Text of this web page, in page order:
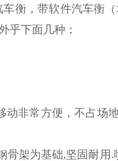
衡，带软件汽车衡
乎下面几种：
动非常方便，不占场
骨架为基础,坚固耐用 .